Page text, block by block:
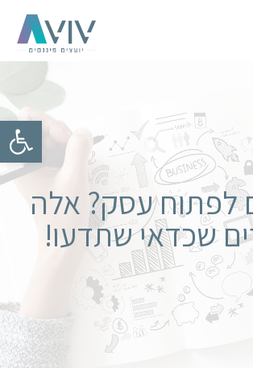
לפתוח עסק? אלה
שכדאי שתדעו!